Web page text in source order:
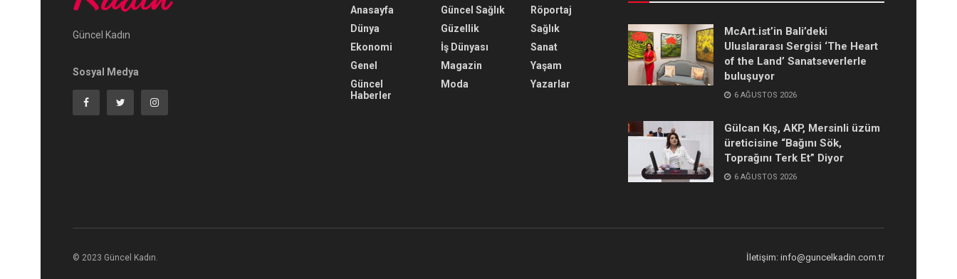
Güncel Kadın
Sosyal Medya
Anasayfa
Dünya
Ekonomi
Genel
Güncel
Haberler
Güncel Sağlık
Güzellik
İş Dünyası
Magazin
Moda
Röportaj
Sağlık
Sanat
Yaşam
Yazarlar
McArt.ist’in Bali’deki
Uluslararası Sergisi ‘The Heart
of the Land’ Sanatseverlerle
buluşuyor
6 AĞUSTOS 2026
Gülcan Kış, AKP, Mersinli üzüm
üreticisine “Bağını Sök,
Toprağını Terk Et” Diyor
6 AĞUSTOS 2026
İletişim: info@guncelkadin.com.tr
© 2023 Güncel Kadın.